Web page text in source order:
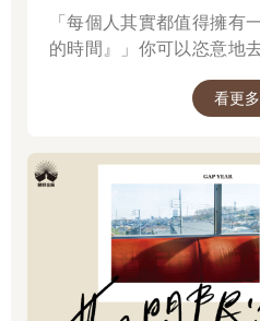
不只是因為咖啡風味輪表格中，
項，更令我尷尬的是，咖啡處於
經過老師指導、校正，才找到癥
年物資匱乏的歲月裡，碰到難得
後，每當挑選壽司、三明治配料
「滷肉」和「肉鬆」，對我來說
曾在經濟困頓的環境中，留下最
到任何香味時，本能地直接反應
若再仔細分析「滷肉」和「肉鬆
「每個人其實都值得擁有
的時間』」你可以恣意地
看更多